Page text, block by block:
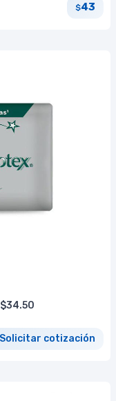
$43
Solicitar cotización